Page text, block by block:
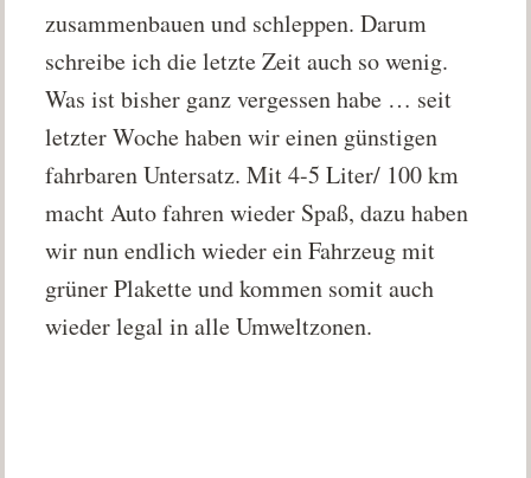
zusammenbauen und schleppen. Darum
schreibe ich die letzte Zeit auch so wenig.
Was ist bisher ganz vergessen habe … seit
letzter Woche haben wir einen günstigen
fahrbaren Untersatz. Mit 4-5 Liter/ 100 km
macht Auto fahren wieder Spaß, dazu haben
wir nun endlich wieder ein Fahrzeug mit
grüner Plakette und kommen somit auch
wieder legal in alle Umweltzonen.